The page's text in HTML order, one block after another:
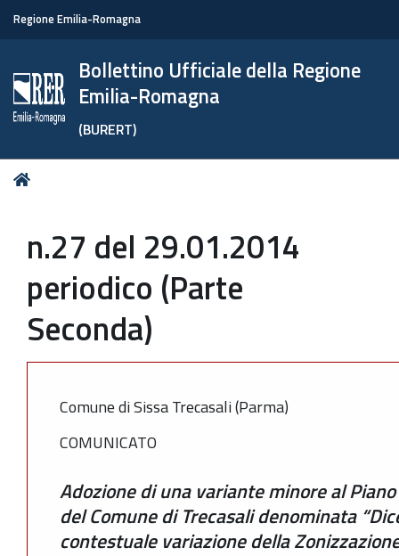
Regione Emilia-Romagna
Bollettino Ufficiale della Regione
Emilia-Romagna
(BURERT)
Tu
n.27 del 29.01.2014
periodico (Parte
Seconda)
Comune di Sissa Trecasali (Parma)
COMUNICATO
Adozione di una variante minore al
del Comune di Trecasali denominata
contestuale variazione della